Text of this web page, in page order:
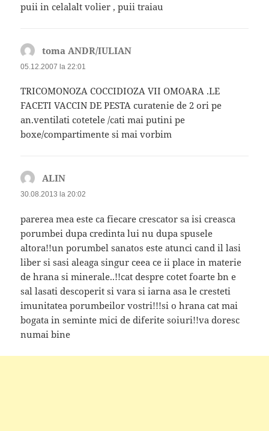
puii in celalalt volier , puii traiau
toma ANDR/IULIAN
05.12.2007 la 22:01
TRICOMONOZA COCCIDIOZA VII OMOARA .LE
FACETI VACCIN DE PESTA curatenie de 2 ori pe
an.ventilati cotetele /cati mai putini pe
boxe/compartimente si mai vorbim
ALIN
30.08.2013 la 20:02
parerea mea este ca fiecare crescator sa isi creasca
porumbei dupa credinta lui nu dupa spusele
altora!!un porumbel sanatos este atunci cand il lasi
liber si sasi aleaga singur ceea ce ii place in materie
de hrana si minerale..!!cat despre cotet foarte bn e
sal lasati descoperit si vara si iarna asa le cresteti
imunitatea porumbeilor vostri!!!si o hrana cat mai
bogata in seminte mici de diferite soiuri!!va doresc
numai bine